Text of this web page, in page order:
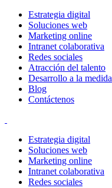
Estrategia digital
Soluciones web
Marketing online
Intranet colaborativa
Redes sociales
Atracción del talento
Desarrollo a la medida
Blog
Contáctenos
Estrategia digital
Soluciones web
Marketing online
Intranet colaborativa
Redes sociales